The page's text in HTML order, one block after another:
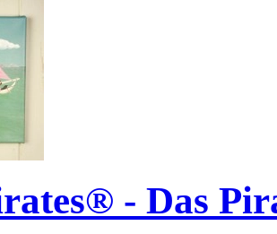
- Das